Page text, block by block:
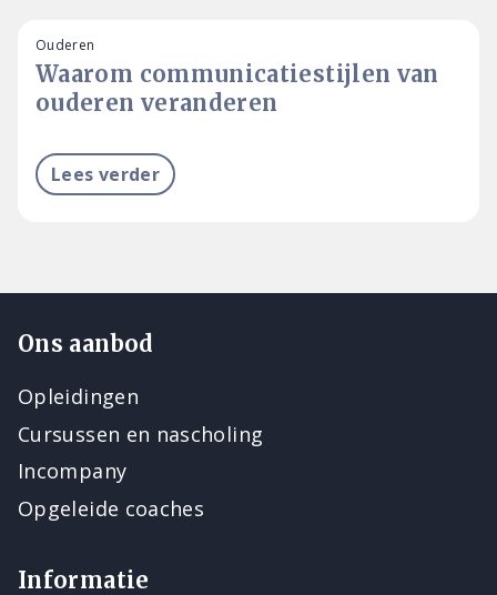
Waarom communicatiestijlen van
ouderen veranderen
Ouderen
Lees verder
Ons aanbod
Opleidingen
Cursussen en nascholing
Incompany
Opgeleide coaches
Informatie